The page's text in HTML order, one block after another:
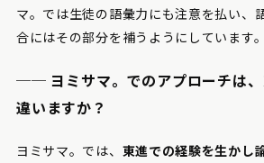
マ。では生徒の語彙力にも注意を払い、
合にはその部分を補うようにしています。
── ヨミサマ。でのアプローチは
違いますか？
ヨミサマ。では、 東進での経験を生かし